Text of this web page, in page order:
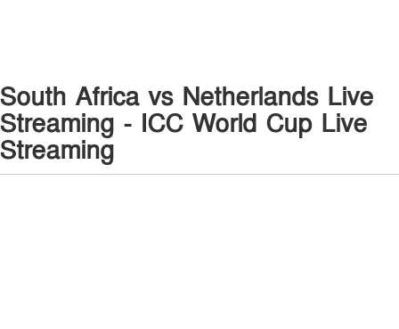
South Africa vs Netherlands Live
Streaming - ICC World Cup Live
Streaming